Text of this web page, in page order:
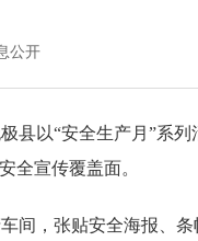
公开
县以“安全生产月”系
全宣传覆盖面。
间，张贴安全海报、